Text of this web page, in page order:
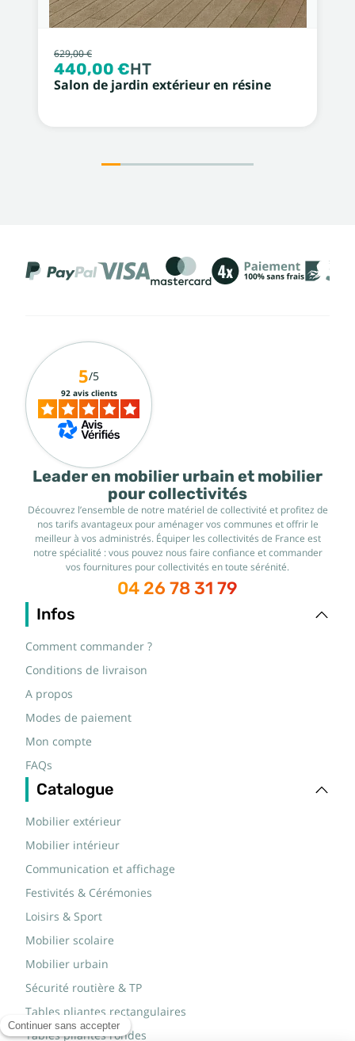
629,00 €
440,00 €HT
Salon de jardin extérieur en résine
Leader en mobilier urbain et mobilier
pour collectivités
Découvrez l’ensemble de notre matériel de collectivité et profitez de
nos tarifs avantageux pour aménager vos communes et offrir le
meilleur à vos administrés. Équiper les collectivités de France est
notre spécialité : vous pouvez nous faire confiance et commander
vos fournitures pour collectivités en toute sérénité.
04 26 78 31 79
Infos
Comment commander ?
Conditions de livraison
A propos
Modes de paiement
Mon compte
FAQs
Catalogue
Mobilier extérieur
Mobilier intérieur
Communication et affichage
Festivités & Cérémonies
Loisirs & Sport
Mobilier scolaire
Mobilier urbain
Sécurité routière & TP
Tables pliantes rectangulaires
Tables pliantes rondes
5/5
92 avis clients